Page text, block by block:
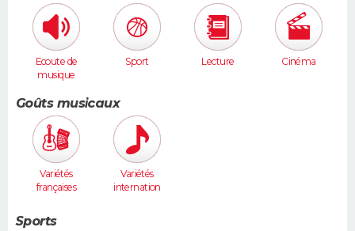
Ecoute de
musique
Sport Lecture Cinéma
Goûts musicaux
Variétés
françaises
Variétés
internation
Sports